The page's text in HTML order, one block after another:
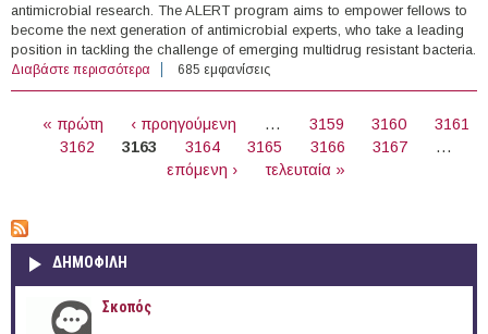
antimicrobial research. The ALERT program aims to empower fellows to
become the next generation of antimicrobial experts, who take a leading
position in tackling the challenge of emerging multidrug resistant bacteria.
Διαβάστε περισσότερα για 19 PhD Positions in Antimicrobial Research,
University of Groningen, Netherlands (2016)
685 εμφανίσεις
« πρώτη ‹ προηγούμενη … 3159 3160
3161
3162
3163 3164 3165 3166 3167
…
επόμενη ›
τελευταία »
ΔΗΜΟΦΙΛΗ
Σκοπός